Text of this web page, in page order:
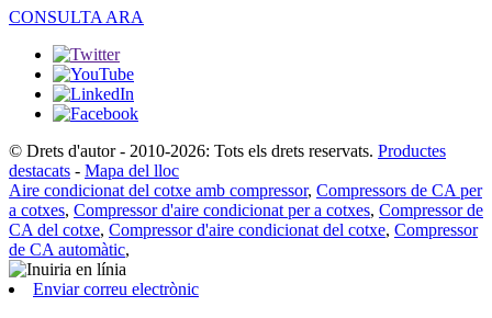
CONSULTA ARA
© Drets d'autor - 2010-2026: Tots els drets reservats. Productes
destacats - Mapa del lloc
Aire condicionat del cotxe amb compressor, Compressors de CA per
a cotxes, Compressor d'aire condicionat per a cotxes, Compressor de
CA del cotxe, Compressor d'aire condicionat del cotxe, Compressor
de CA automàtic,
Enviar correu electrònic